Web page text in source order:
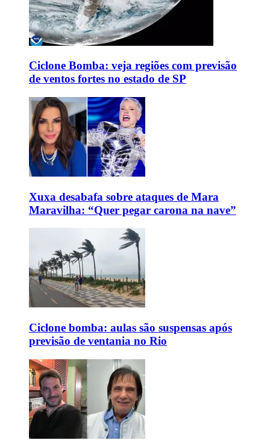
Ciclone Bomba: veja regiões com previsão
de ventos fortes no estado de SP
Xuxa desabafa sobre ataques de Mara
Maravilha: “Quer pegar carona na nave”
Ciclone bomba: aulas são suspensas após
previsão de ventania no Rio